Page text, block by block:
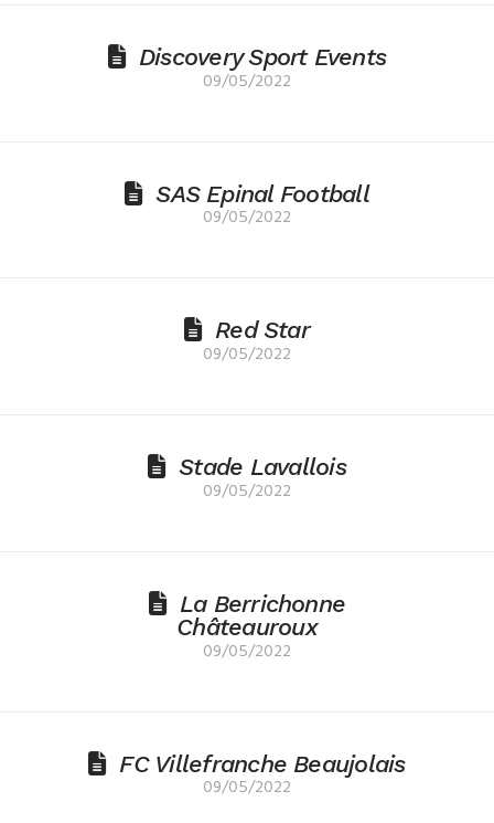
Discovery Sport Events
09/05/2022
SAS Epinal Football
09/05/2022
Red Star
09/05/2022
Stade Lavallois
09/05/2022
La Berrichonne
Châteauroux
09/05/2022
FC Villefranche Beaujolais
09/05/2022